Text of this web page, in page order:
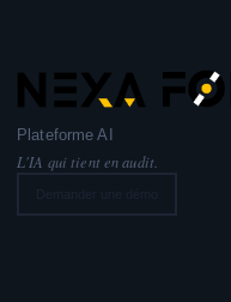
Plateforme AI
L'IA qui tient en audit.